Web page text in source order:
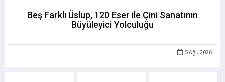
Beş Farklı Üslup, 120 Eser ile Çini Sanatının
Büyüleyici Yolculuğu
5 Ağu 2026